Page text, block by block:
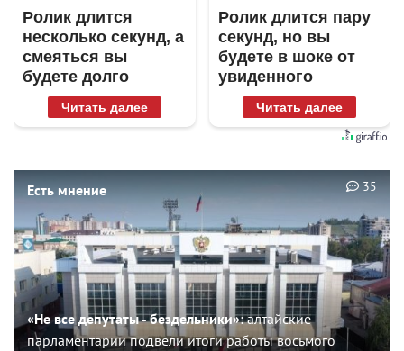
Ролик длится
несколько секунд, а
смеяться вы
будете долго
Читать далее
Ролик длится пару
секунд, но вы
будете в шоке от
увиденного
Читать далее
Есть мнение
«Не все депутаты - бездельники»:алтайские
парламентарии подвели итоги работы восьмого
35